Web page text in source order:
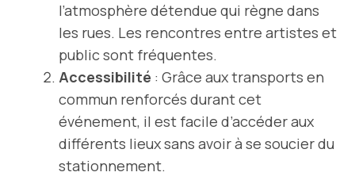
l’atmosphère détendue qui règne dans
les rues. Les rencontres entre artistes et
public sont fréquentes.
Accessibilité : Grâce aux transports en
commun renforcés durant cet
événement, il est facile d’accéder aux
différents lieux sans avoir à se soucier du
stationnement.